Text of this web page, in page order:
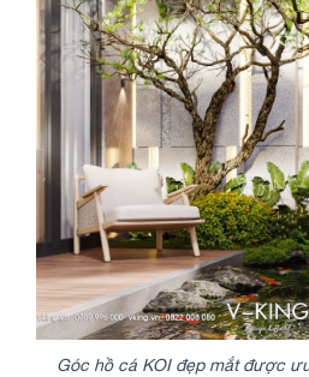
Góc hồ cá KOI đẹp mắt được